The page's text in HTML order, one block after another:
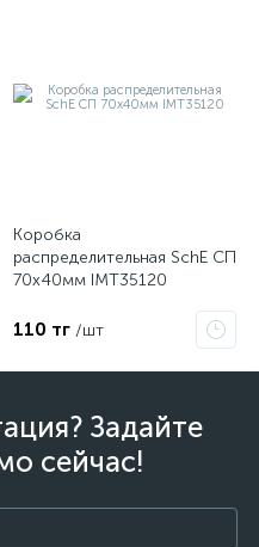
Коробка
распределительная SchE СП
70х40мм IMT35120
110 тг /шт
Задайте
сейчас!